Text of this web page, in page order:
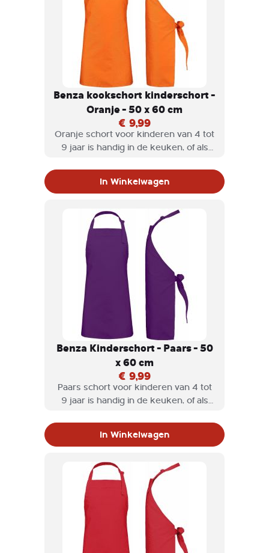
Benza kookschort kinderschort -
Oranje - 50 x 60 cm
€ 9,99
Oranje schort voor kinderen van 4 tot
9 jaar is handig in de keuken, of als
niet alleen stijlvol, maar ook heel
verstelbaar.
In Winkelwagen
Benza Kinderschort - Paars - 50
x 60 cm
€ 9,99
Paars schort voor kinderen van 4 tot
9 jaar is handig in de keuken, of als
niet alleen stijlvol, maar ook heel
verstelbaar.
In Winkelwagen